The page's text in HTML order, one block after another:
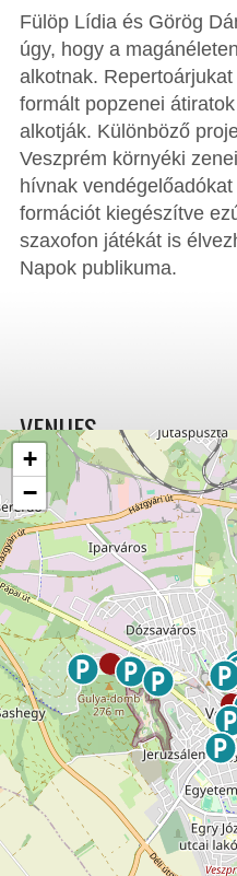
Fülöp Lídia és Görög
úgy, hogy a
alkotnak.
formált popzenei
alkotják. Különböző
Veszprém környéki
hívnak
formációt kiegészítve
szaxofon játékát is
Napok publikuma.
+
−
VENUES